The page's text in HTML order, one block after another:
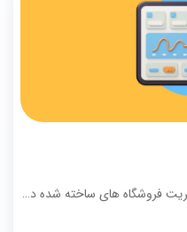
برای دستیابی به اطلاعات ورود پنل مدیریت فروشگاه های ساخته شده در میهن شاپ می‌توانید از طریق پنل‌کاربری خود در میهن‌شاپ اقدام کنید